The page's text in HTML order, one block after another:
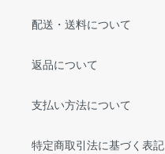
配送・送料について
返品について
支払い方法について
特定商取引法に基づく表記